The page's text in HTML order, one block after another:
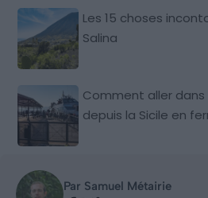
Les 15 choses
Salina
Comment aller dans
depuis la Sicile en
Par Samuel Métairie